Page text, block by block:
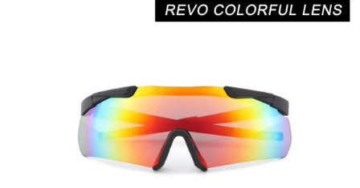
Geleneksel polarize atış gözlüklerine ek olarak XUNQI
yüzeylerden gelen parlamayı azaltan bu gözlükler, atıcıların
çeşitli ışık koşullarında odak ve doğruluğu korumalarına
yardımcı olur. Polarize atış gözlükleri özellikle parlak
ortamlarda görünürlüğü artırmak için kullanışlıdır. İster
güneşli bir açık alanda ister taktiksel operasyonlar sırasında
çekim yapıyor olun, polarizasyon, gözlerinizi yormadan
görüşünüzün net kalmasını sağlar. Bu gözlükler kontrastı